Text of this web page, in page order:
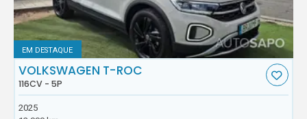
EM DESTAQUE
VOLKSWAGEN T-ROC
116CV - 5P
2025